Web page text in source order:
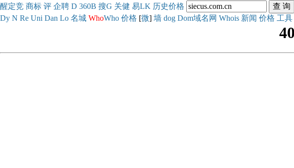
醒定竞 商标 评 企聘 D 360B 搜G 关健 易LK 历史价格
Dy N Re Uni Dan Lo 名城 WhoWho 价格 [微] 墙 dog Dom域名网 Whois 新闻 价格 工具